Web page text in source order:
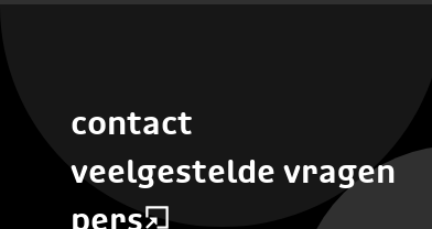
contact
veelgestelde vragen
pers